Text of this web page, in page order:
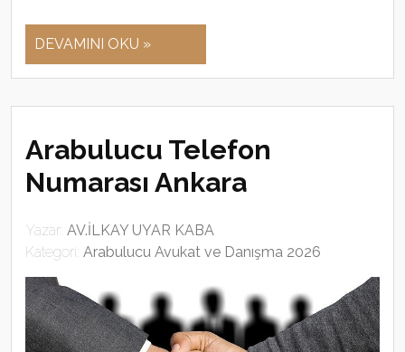
DEVAMINI OKU »
Arabulucu Telefon
Numarası Ankara
Yazar: AV.İLKAY UYAR KABA
Kategori: Arabulucu Avukat ve Danışma 2026